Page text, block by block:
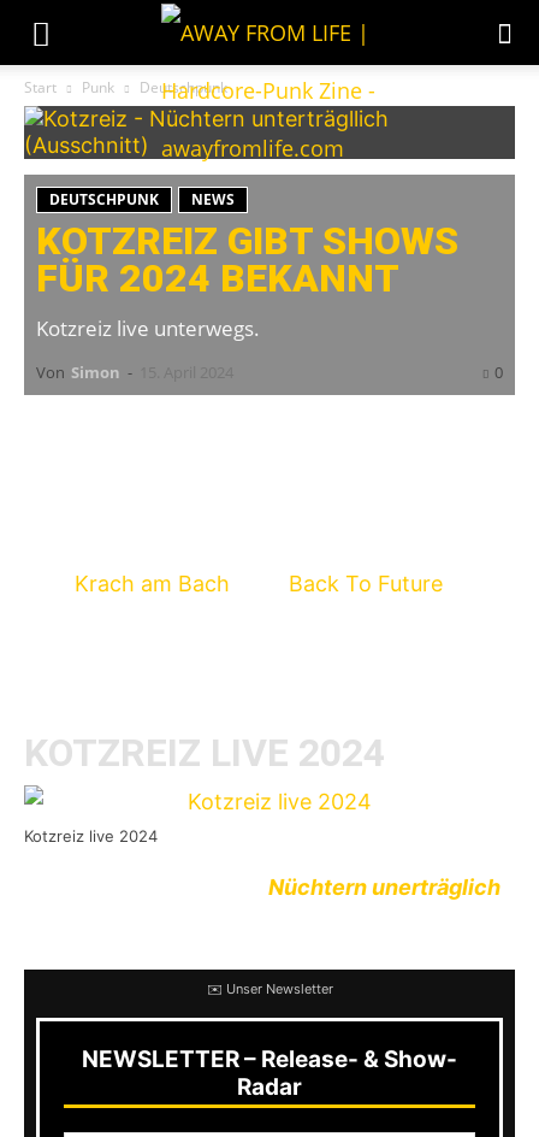
Start Punk Deutschpunk
DEUTSCHPUNK NEWS
KOTZREIZ GIBT SHOWS
FÜR 2024 BEKANNT
Kotzreiz live unterwegs.
Von Simon - 0
Krach am Bach Back To Future
KOTZREIZ LIVE 2024
Kotzreiz live 2024
Nüchtern unerträglich
✉️ Unser Newsletter
NEWSLETTER – Release- & Show-
Radar